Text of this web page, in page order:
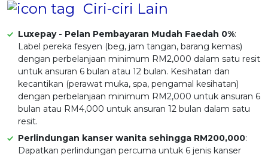
Ciri-ciri Lain
Luxepay - Pelan Pembayaran Mudah Faedah 0%:
Label pereka fesyen (beg, jam tangan, barang kemas)
dengan perbelanjaan minimum RM2,000 dalam satu resit
untuk ansuran 6 bulan atau 12 bulan. Kesihatan dan
kecantikan (perawat muka, spa, pengamal kesihatan)
dengan perbelanjaan minimum RM2,000 untuk ansuran 6
bulan atau RM4,000 untuk ansuran 12 bulan dalam satu
resit.
Perlindungan kanser wanita sehingga RM200,000:
Dapatkan perlindungan percuma untuk 6 jenis kanser